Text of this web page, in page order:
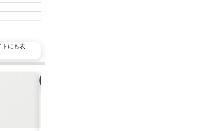
トにも表